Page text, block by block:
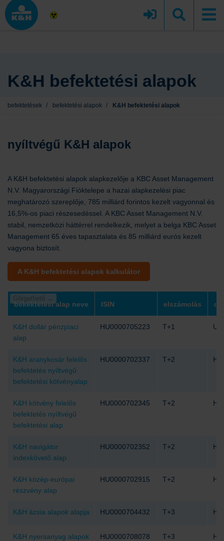
K&H befektetési alapok
befektetések / befektetési alapok / K&H befektetési alapok
nyíltvégű K&H alapok
A K&H befektetési alapok alapkezelője a KBC Asset Management
N.V. Magyarországi Fióktelepe a hazai alapkezelési piac
meghatározó szereplője, 785 milliárd forintos kezelt vagyonnal és
16,5%-os piaci részesedéssel. A KBC Asset Management N.V.
stabil, nemzetközi háttérrel rendelkezik, melyet a belga KBC Asset
Management 65 éves tapasztalata és 85 milliárd eurós kezelt
vagyona biztosít.
A K&H befektetési alapok kalkulátor
bekektetési alap neve ISIN elszámolás
K&H dollár pénzpiaci
alap
HU0000705223 T+1
K&H aranykosár felelős
befektetés nyíltvégű
befektetési kötvényalap
HU0000702337 T+2
K&H kötvény felelős
befektetés nyíltvégű
befektetési alap
HU0000702345 T+2
K&H navigátor
indexkövető alap
HU0000702352 T+2
K&H közép-európai
részvény alap
HU0000702915 T+2
K&H ázsia alapok alapja HU0000704432 T+3
K&H nyersanyag alapok
HU0000708078 T+3